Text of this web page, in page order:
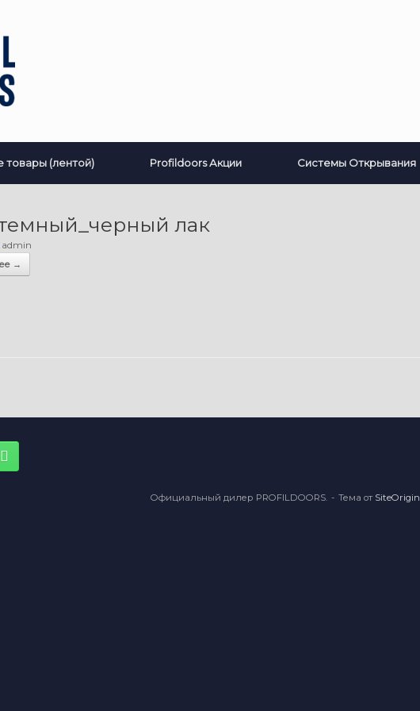
товары (лентой) Profildoors Акции Системы Открывания
лак
admin
→
Официальный дилер PROFILDOORS. Тема от SiteOrigin